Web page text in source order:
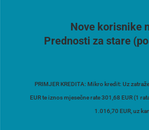
Nove korisnike
Prednosti za stare
PRIMJER KREDITA: Mikro kredit: Uz
EUR te iznos mjesečne rate 301,68 EUR (1
1.016,70 EUR, uz